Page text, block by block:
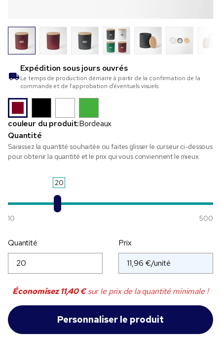
Expédition sousjours ouvrés
Le temps de production démarre à partir de la confirmation de la
commande et de l’approbation d’éventuels visuels.
couleur du produit:Bordeaux
Quantité
Saisissez la quantité souhaitée ou faites glisser le curseur ci-dessous
pour obtenir la quantité et le prix qui vous conviennent le mieux.
20
10 500
Quantité Prix
Économisez11,40 €sur le prix de la quantité minimale !